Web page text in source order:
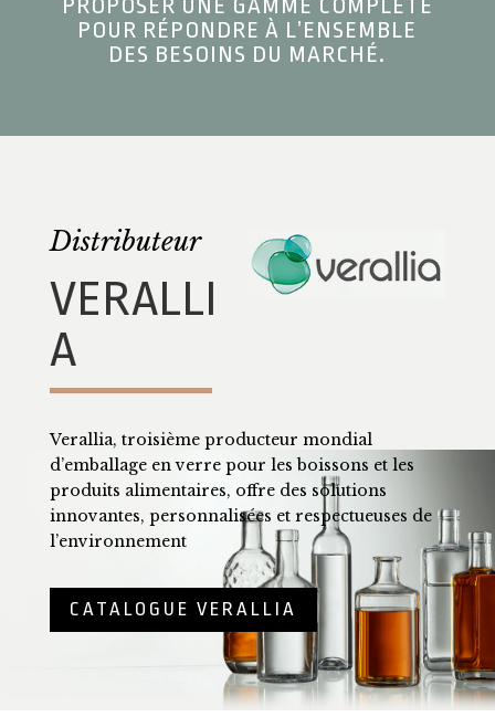
POUR RÉPONDRE À L’ENSEMBLE
DES BESOINS DU MARCHÉ.
Distributeur
VERALLI
A
Verallia, troisième producteur mondial
d’emballage en verre pour les boissons et les
produits alimentaires, offre des solutions
innovantes, personnalisées et respectueuses de
l’environnement
CATALOGUE VERALLIA